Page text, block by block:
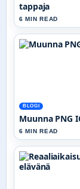
tappaja
6 MIN READ
BLOGI
Muunna PNG
6 MIN READ